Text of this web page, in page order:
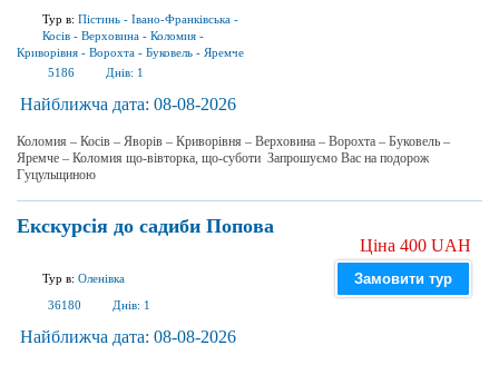
Тур в: Пістинь - Івано-Франківська -
Косів - Верховина - Коломия -
Криворівня - Ворохта - Буковель - Яремче
5186
Днів: 1
Найближча дата: 08-08-2026
Коломия – Косів – Яворів – Криворівня – Верховина – Ворохта – Буковель –
Яремче – Коломия що-вівторка, що-суботи Запрошуємо Вас на подорож
Гуцульщиною
Екскурсія до садиби Попова
Тур в: Оленівка
36180
Днів: 1
Ціна 400 UAH
Замовити тур
Найближча дата: 08-08-2026